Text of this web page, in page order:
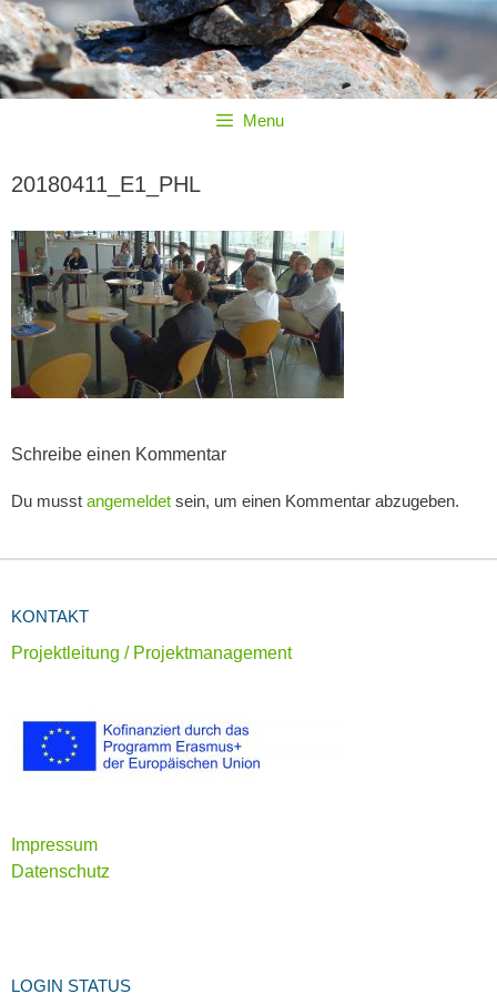
Menu
20180411_E1_PHL
Schreibe einen Kommentar
Du musst angemeldet sein, um einen Kommentar abzugeben.
KONTAKT
Projektleitung / Projektmanagement
Impressum
Datenschutz
LOGIN STATUS